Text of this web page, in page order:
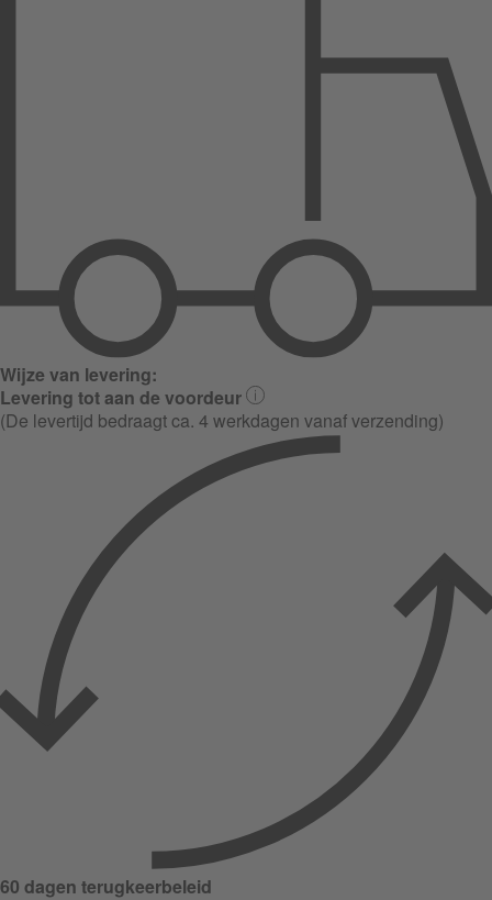
Wijze van levering:
Levering tot aan de voordeur
(De levertijd bedraagt ca. 4 werkdagen vanaf verzending)
60 dagen terugkeerbeleid